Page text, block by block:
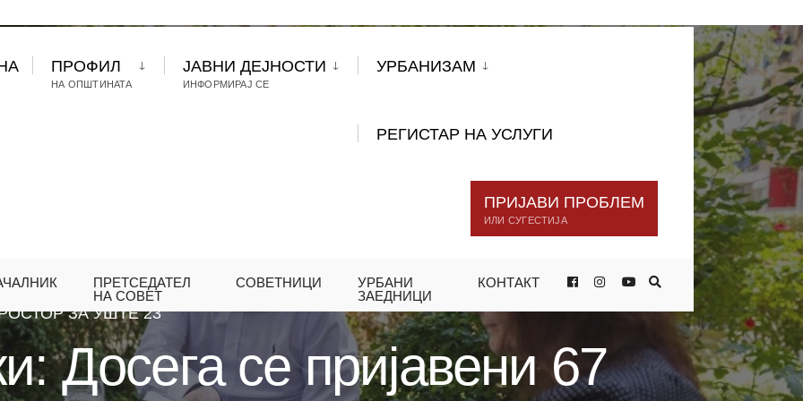
ПРОФИЛ
НА ОПШТИНАТА
ЈАВНИ ДЕЈНОСТИ
ИНФОРМИРАЈ СЕ
УРБАНИЗАМ
РЕГИСТАР НА УСЛУГИ
ПРИЈАВИ ПРОБЛЕМ
ИЛИ СУГЕСТИЈА
ПРЕТСЕДАТЕЛ
НА СОВЕТ
СОВЕТНИЦИ
УРБАНИ
ЗАЕДНИЦИ
КОНТАКТ
ГЕРАСИМОВСКИ: ДОСЕГА СЕ ПРИЈАВЕНИ 67 КОРИСНИЦИ НА ПРОЕКТОТ „ЦЕНТАР
ЗА УШТЕ 23
Досега се пријавени 67